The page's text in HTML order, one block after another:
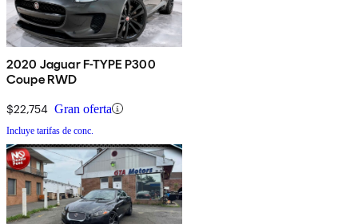
2020 Jaguar F-TYPE P300
Coupe RWD
$22,754 Gran oferta
Incluye tarifas de conc.